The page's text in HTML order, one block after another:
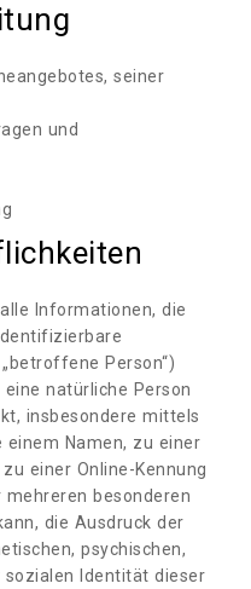
seiner
und
Informationen, die
Person“)
natürliche Person
insbesondere mittels
einem Namen, zu einer
einer Online-Kennung
besonderen
die Ausdruck der
psychischen,
Identität dieser